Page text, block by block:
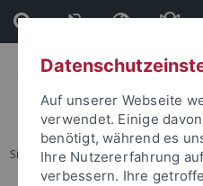
Direkt
zum
Inhalt
Direkt
zur
Fußleiste
Sie sind hier: Startseite
Auf unserer Webseite
verwendet. Einige
benötigt, während es
Ihre Nutzererfahrung
verbessern. Ihre